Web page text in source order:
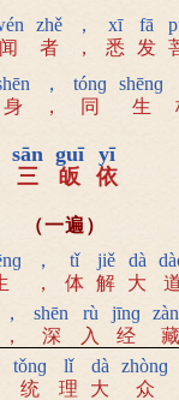
闻
zhě
者
，
，
xī
悉
fā
发
身
，
，
tónɡ
同
shēnɡ
生
sān
三
guī
皈
yī
依
（一遍）
，
，
tǐ
体
jiě
解
dà
大
，
，
shēn
深
rù
入
jīnɡ
经
藏
tǒnɡ
统
lǐ
理
dà
大
zhònɡ
众